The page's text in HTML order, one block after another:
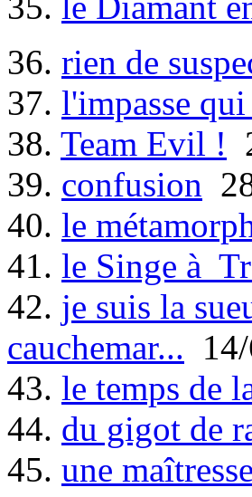
36. rien de
37. l'impasse
38. Team Evil !
39. confusion
40. le
41. le Singe à
42. je suis la
cauchemar...
43. le temps de
44. du gigot de
45. une